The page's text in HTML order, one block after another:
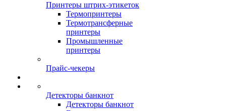
Принтеры штрих-этикеток
Термопринтеры
Термотрансферные
принтеры
Промышленные
принтеры
Прайс-чекеры
Детекторы банкнот
Детекторы банкнот